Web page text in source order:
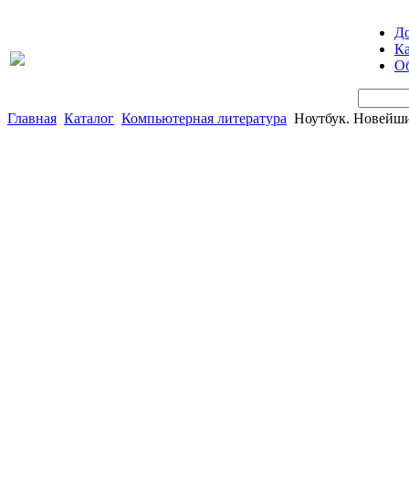
Главная Каталог Компьютерная литература Ноутбук.